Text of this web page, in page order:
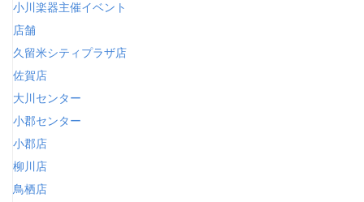
小川楽器主催イベント
店舗
久留米シティプラザ店
佐賀店
大川センター
小郡センター
小郡店
柳川店
鳥栖店